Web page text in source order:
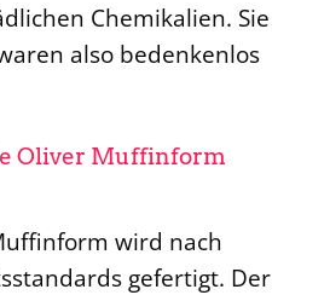
Chemikalien. Sie
also bedenkenlos
Oliver Muffinform
wird nach
gefertigt. Der